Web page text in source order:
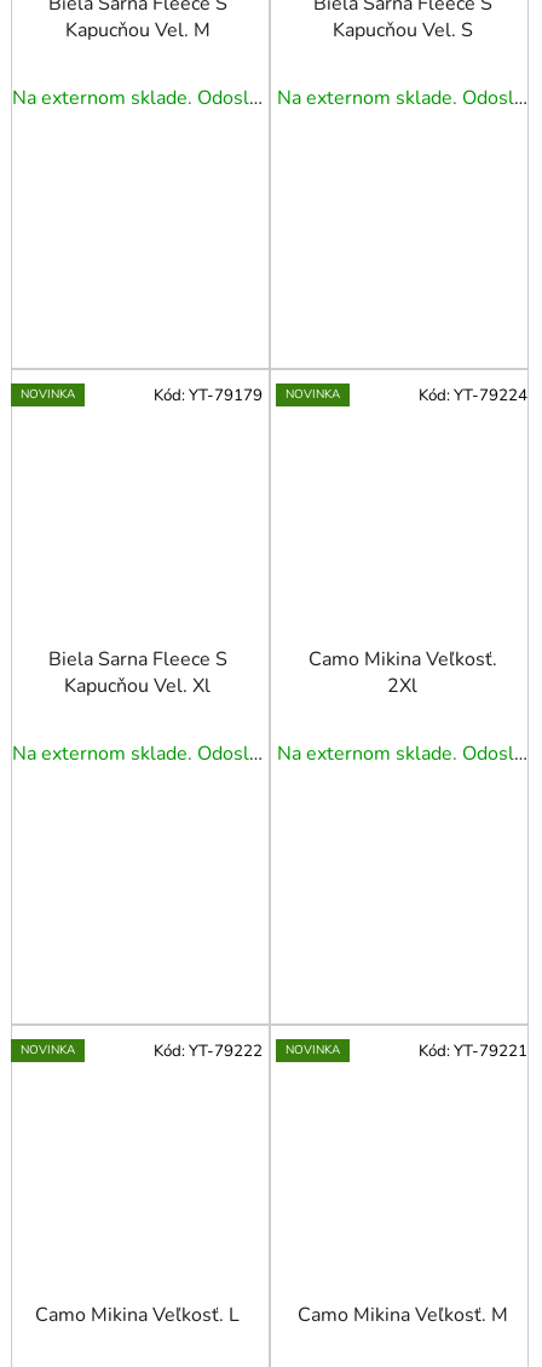
Kapucňou Vel. M
Na externom sklade. Odoslanie 5 - 7 prac. dní.
Kapucňou Vel. S
Na externom sklade. Odoslanie 5 - 7 prac. dní.
NOVINKA
Biela Sarna Fleece S
Kapucňou Vel. Xl
Na externom sklade. Odoslanie 5 - 7 prac. dní.
Kód:YT-79179 NOVINKA
Camo Mikina Veľkosť.
2Xl
Na externom sklade. Odoslanie 5 - 7 prac. dní.
Kód:YT-79224
NOVINKA
Camo Mikina Veľkosť. L
Kód:YT-79222 NOVINKA
Camo Mikina Veľkosť. M
Kód:YT-79221